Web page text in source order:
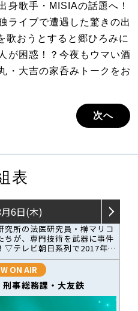
身歌手・MISIAの話題へ！
ライブで遭遇した驚きの出
歌おうとすると郷ひろみに
が困惑！？今夜もウマい酒
・大吉の家呑みトークをお
次へ
表